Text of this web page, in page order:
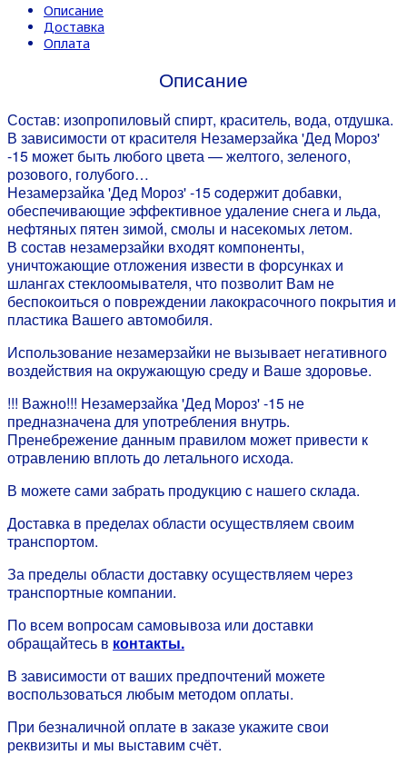
Описание
Доставка
Оплата
Описание
Состав: изопропиловый спирт, краситель, вода, отдушка.
В зависимости от красителя Незамерзайка 'Дед Мороз'
-15 может быть любого цвета — желтого, зеленого,
розового, голубого…
Незамерзайка 'Дед Мороз' -15 cодержит добавки,
обеспечивающие эффективное удаление снега и льда,
нефтяных пятен зимой, смолы и насекомых летом.
В состав незамерзайки входят компоненты,
уничтожающие отложения извести в форсунках и
шлангах стеклоомывателя, что позволит Вам не
беспокоиться о повреждении лакокрасочного покрытия и
пластика Вашего автомобиля.
Использование незамерзайки не вызывает негативного
воздействия на окружающую среду и Ваше здоровье.
!!! Важно!!! Незамерзайка 'Дед Мороз' -15 не
предназначена для употребления внутрь.
Пренебрежение данным правилом может привести к
отравлению вплоть до летального исхода.
В можете сами забрать продукцию с нашего склада.
Доставка в пределах области осуществляем своим
транспортом.
За пределы области доставку осуществляем через
транспортные компании.
По всем вопросам самовывоза или доставки
обращайтесь в контакты.
В зависимости от ваших предпочтений можете
воспользоваться любым методом оплаты.
При безналичной оплате в заказе укажите свои
реквизиты и мы выставим счёт.